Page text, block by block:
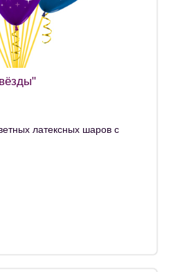
латексных шаров с